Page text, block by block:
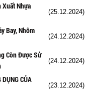
Xuất Nhựa
(25.12.2024)
Bay, Nhôm
(24.12.2024)
Còn Được Sử
(24.12.2024)
CỦA
(23.12.2024)